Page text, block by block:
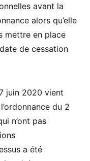
avant la
alors qu’elle
mettre en place
de cessation
juin 2020 vient
du 2
n’ont pas
a été